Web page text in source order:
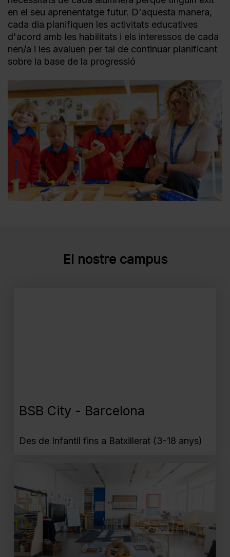
en el seu aprenentatge futur. D'aquesta manera,
cada dia planifiquen les activitats educatives
d'acord amb les habilitats i els interessos de cada
nen/a i les avaluen per tal de continuar planificant
sobre la base de la progressió
El nostre campus
BSB City - Barcelona
Des de Infantil fins a Batxillerat (3-18 anys)